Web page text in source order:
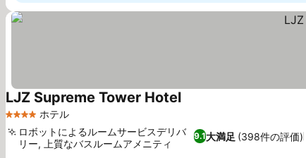
4 ホテルのランク
ホテル
LJZ Supreme Tower Hotel料金を表示
9.1大満足 (398件の評価)
ロボットによるルームサービスデリバ
リー, 上質なバスルームアメニティ